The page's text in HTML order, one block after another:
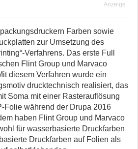
Anzeige
Farben sowie
zur Umsetzung des
Verfahrens. Das erste Full
Flint Group und Marvaco
diesem Verfahren wurde ein
drucktechnisch realisiert, das
Soma mit einer Rasterauflösung
Folie während der Drupa 2016
haben Flint Group und Marvaco
für wasserbasierte Druckfarben
Druckfarben auf Folien als